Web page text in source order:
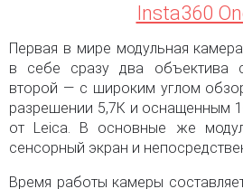
Insta360
Первая в мире модульная
в себе сразу два объектива
второй — с широким углом
разрешении 5,7К и оснащенным
от Leica. В основные же
сенсорный экран и
Время работы камеры